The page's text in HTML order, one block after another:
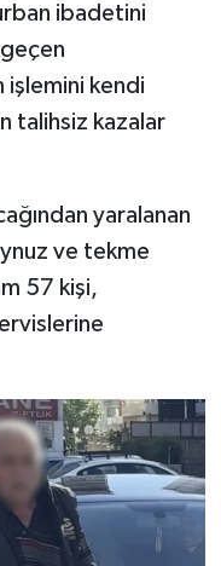
ibadetini
işlemini kendi
talihsiz kazalar
yaralanan
ve tekme
57 kişi,